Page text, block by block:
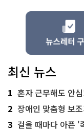
최신 뉴스
1 혼자 근무해도 안
2 장애인 맞춤형 보조
3 걸을 때마다 아픈 '족